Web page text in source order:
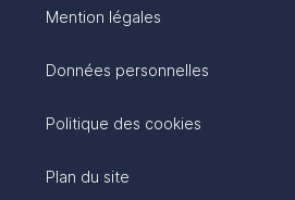
Mention légales
Données personnelles
Politique des cookies
Plan du site